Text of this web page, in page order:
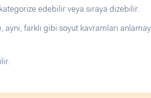
edebilir veya sıraya dizebilir.
farklı gibi soyut kavramları